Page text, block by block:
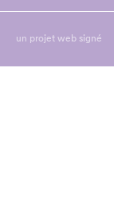
un projet web signé